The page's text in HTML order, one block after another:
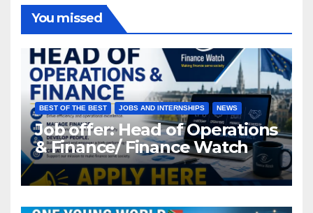
You missed
BEST OF THE BEST JOBS AND INTERNSHIPS NEWS
Job offer: Head of Operations
& Finance/ Finance Watch